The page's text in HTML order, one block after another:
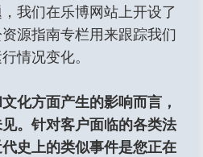
我们在乐博网站上开设了
源指南专栏用来跟踪我们
情况变化。
化方面产生的影响而言，
。针对客户面临的各类法
史上的类似事件是您正在